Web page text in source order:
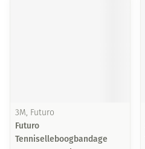
3M, Futuro
Futuro
Tenniselleboogbandage